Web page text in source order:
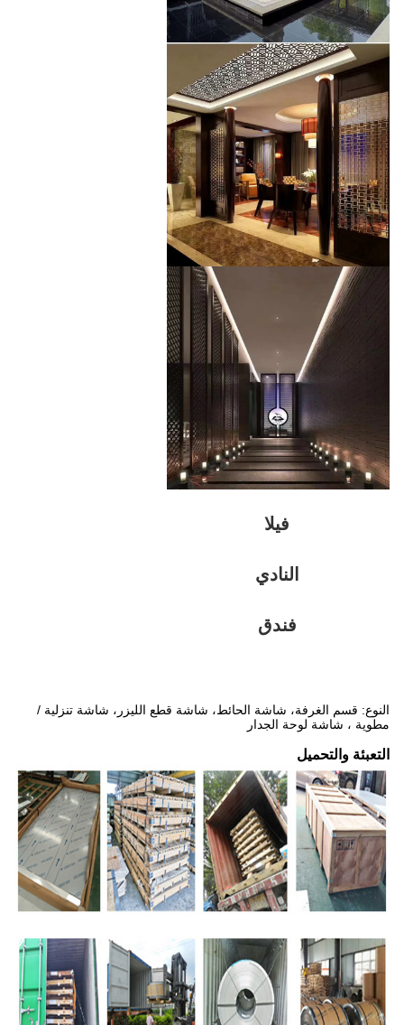
فيلا
النادي
فندق
النوع: قسم الغرفة، شاشة الحائط، شاشة قطع الليزر، شاشة تنزلية /
مطوية ، شاشة لوحة الجدار
التعبئة والتحميل